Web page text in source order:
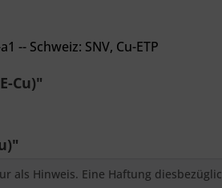
-- Schweiz: SNV, Cu-ETP
Cu)"
Hinweis. Eine Haftung